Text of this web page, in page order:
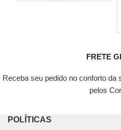
FRETE
Receba seu pedido no conforto da
pelos
POLÍTICAS